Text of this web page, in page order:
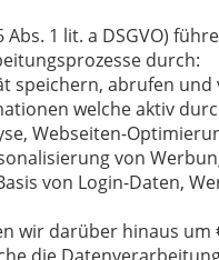
1 lit. a DSGVO)
durch:
speichern, abrufen und
welche aktiv
Webseiten-
von
von Login-Daten,
wir darüber hinaus um
Notfall genaue
bieten, um
erste